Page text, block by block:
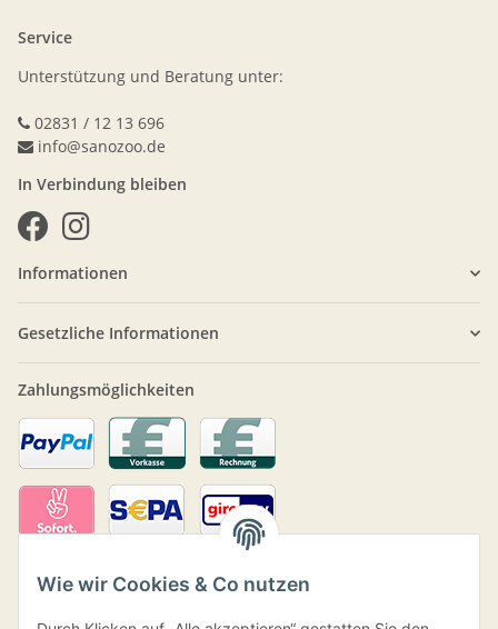
Wie wir Cookies & Co nutzen
Service
Unterstützung und Beratung unter:
02831 / 12 13 696
info@sanozoo.de
In Verbindung bleiben
Informationen
Gesetzliche Informationen
Zahlungsmöglichkeiten